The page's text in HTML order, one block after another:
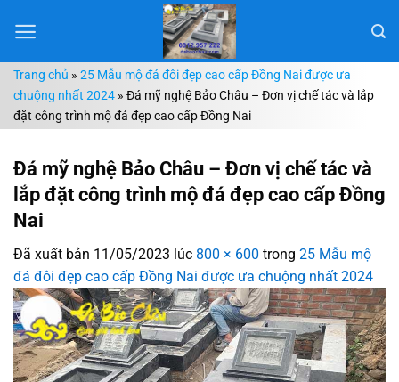
đến
dungTrang chủ » 25 Mẫu mộ đá đôi đẹp cao cấp Đồng Nai được ưa
chuộng nhất 2024 » Đá mỹ nghệ Bảo Châu – Đơn vị chế tác và lắp
đặt công trình mộ đá đẹp cao cấp Đồng Nai
Đá mỹ nghệ Bảo Châu – Đơn vị chế tác và
lắp đặt công trình mộ đá đẹp cao cấp Đồng
Nai
Đã xuất bản 11/05/2023 lúc 800 × 600 trong 25 Mẫu mộ
đá đôi đẹp cao cấp Đồng Nai được ưa chuộng nhất 2024